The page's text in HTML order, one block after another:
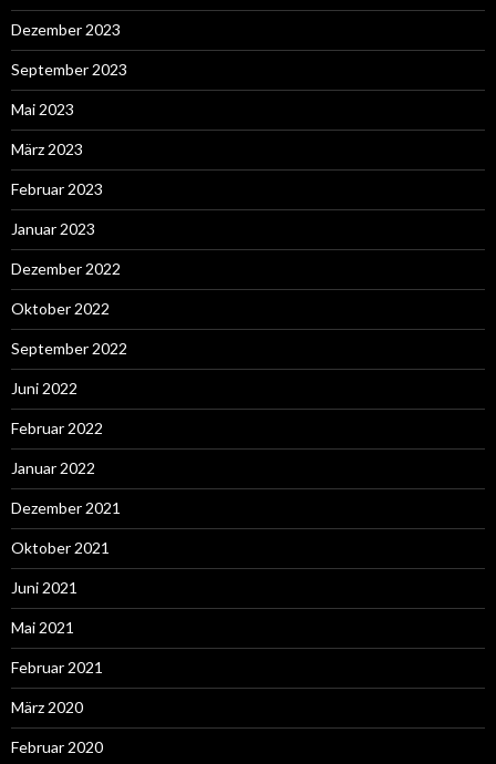
Dezember 2023
September 2023
Mai 2023
März 2023
Februar 2023
Januar 2023
Dezember 2022
Oktober 2022
September 2022
Juni 2022
Februar 2022
Januar 2022
Dezember 2021
Oktober 2021
Juni 2021
Mai 2021
Februar 2021
März 2020
Februar 2020